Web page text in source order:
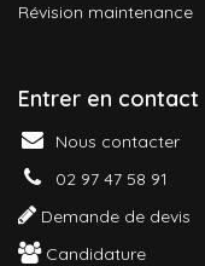
Révision maintenance
Entrer en contact
Nous contacter
02 97 47 58 91
Demande de devis
Candidature